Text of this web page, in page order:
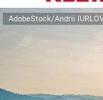
AdobeStock/Andrii